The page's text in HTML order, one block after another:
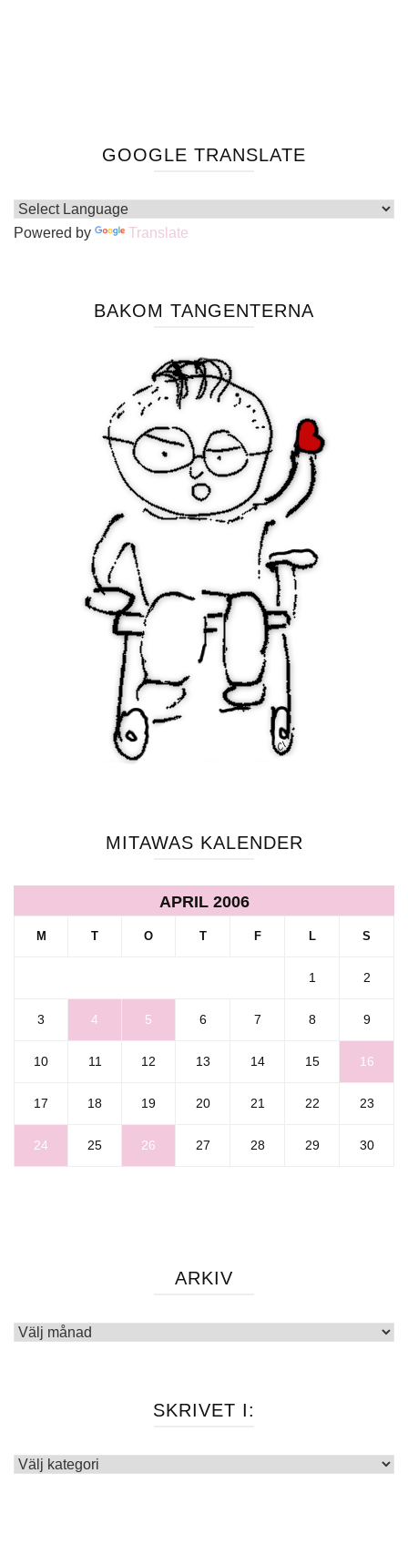
GOOGLE TRANSLATE
Powered by Translate
BAKOM TANGENTERNA
MITAWAS KALENDER
APRIL 2006
M T O T F L S
1 2
3 4 5 6 7 8 9
10 11 12 13 14 15 16
17 18 19 20 21 22 23
24 25 26 27 28 29 30
ARKIV
Arkiv
SKRIVET I:
Skrivet